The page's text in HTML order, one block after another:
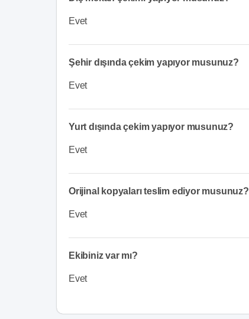
Evet
Şehir dışında çekim yapıyor musunuz?
Evet
Yurt dışında çekim yapıyor musunuz?
Evet
Orijinal kopyaları teslim ediyor musunuz?
Evet
Ekibiniz var mı?
Evet